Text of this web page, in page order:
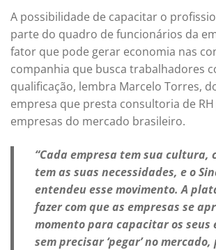
A possibilidade de capacitar o
parte do quadro de funcionários da
fator que pode gerar economia nas
companhia que busca trabalhadores
qualificação, lembra Marcelo Torres,
empresa que presta consultoria de
empresas do mercado brasileiro.
“Cada empresa tem sua cultura,
tem as suas necessidades, e o
entendeu esse movimento. A
fazer com que as empresas se
momento para capacitar os seus
sem precisar ‘pegar’ no